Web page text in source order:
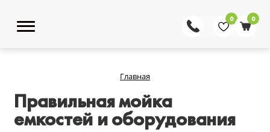
0 0
Главная
Правильная мойка
емкостей и оборудования